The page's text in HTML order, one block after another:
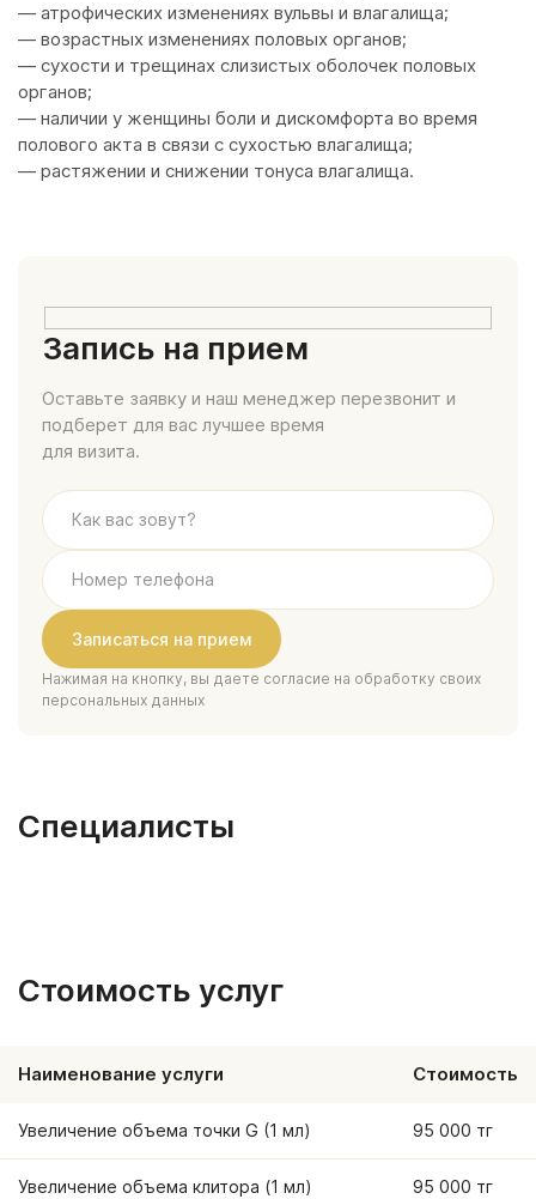
— атрофических изменениях вульвы и влагалища;
— возрастных изменениях половых органов;
— сухости и трещинах слизистых оболочек половых
органов;
— наличии у женщины боли и дискомфорта во время
полового акта в связи с сухостью влагалища;
— растяжении и снижении тонуса влагалища.
Запись на прием
Оставьте заявку и наш менеджер перезвонит и
подберет для вас лучшее время
для визита.
Нажимая на кнопку, вы даете согласие на обработку своих
персональных данных
Специалисты
Стоимость услуг
Наименование услуги Стоимость
Увеличение объема точки G (1 мл) 95 000 тг
Увеличение объема клитора (1 мл) 95 000 тг